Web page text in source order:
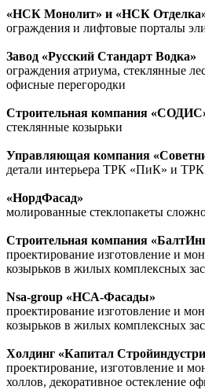
«НСК Монолит» и «НСК
ограждения и лифтовые порталы
Завод «Русский Стандарт Водка»
ограждения атриума, стеклянные
офисные перегородки
Строительная компания
стеклянные козырьки
Управляющая компания
детали интерьера ТРК «ПиК» и
«НордФасад»
молированные стеклопакеты
Строительная компания
проектирование изготовление и
козырьков в жилых комплексных
Nsa-group «НСА-Фасады»
проектирование изготовление и
козырьков в жилых комплексных
Холдинг «Капитал
проектирование, изготовление и
холлов, декоративное остекление